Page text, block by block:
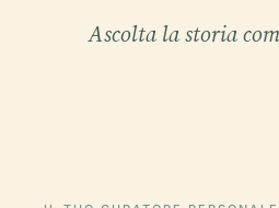
Ascolta la storia